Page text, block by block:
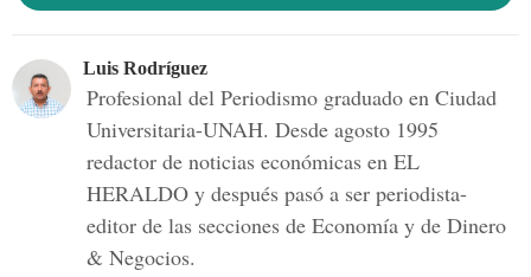
Luis Rodríguez
Profesional del Periodismo graduado en Ciudad
Universitaria-UNAH. Desde agosto 1995
redactor de noticias económicas en EL
HERALDO y después pasó a ser periodista-
editor de las secciones de Economía y de Dinero
& Negocios.